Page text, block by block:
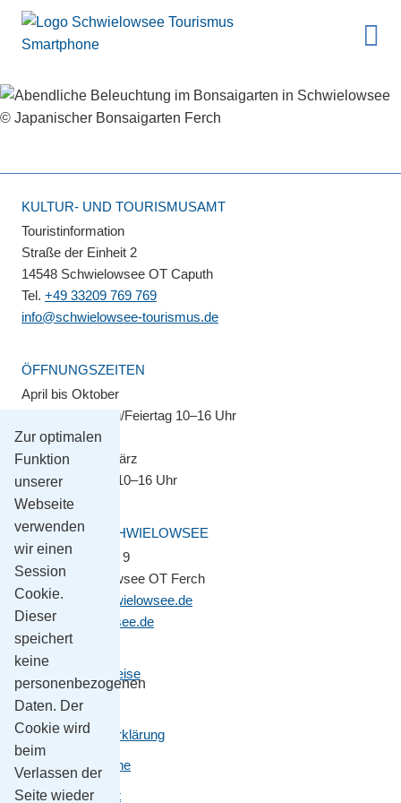
Zur optimalen
Funktion
unserer
Webseite
verwenden
wir einen
Session
Cookie.
Dieser
speichert
keine
personenbezogenen
Daten. Der
Cookie wird
beim
Verlassen der
Seite wieder
KULTUR- UND TOURISMUSAMT
Touristinformation
Straße der Einheit 2
14548 Schwielowsee OT Caputh
Tel. +49 33209 769 769
info@schwielowsee-tourismus.de
ÖFFNUNGSZEITEN
April bis Oktober
Montag–Sonntag/Feiertag 10–16 Uhr
November bis März
Montag–Freitag 10–16 Uhr
GEMEINDE SCHWIELOWSEE
Potsdamer Platz 9
14548 Schwielowsee OT Ferch
gemeinde@schwielowsee.de
www.schwielowsee.de
Kontakt & Anreise
Impressum
Datenschutzerklärung
Leichte Sprache
Barrierefreiheit